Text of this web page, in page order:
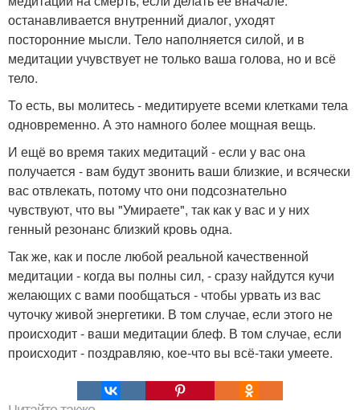
останавливается внутренний диалог, уходят
посторонние мысли. Тело наполняется силой, и в
медитации учувствует не только ваша голова, но и всё
тело.
То есть, вы молитесь - медитируете всеми клетками тела
одновременно. А это намного более мощная вещь.
И ещё во время таких медитаций - если у вас она
получается - вам будут звонить ваши близкие, и всячески
вас отвлекать, потому что они подсознательно
чувствуют, что вы "Умираете", так как у вас и у них
генный резонанс близкий кровь одна.
Так же, как и после любой реальной качественной
медитации - когда вы полны сил, - сразу найдутся кучи
желающих с вами пообщаться - чтобы урвать из вас
чуточку живой энергетики. В том случае, если этого не
происходит - ваши медитации блеф. В том случае, если
происходит - поздравляю, кое-что вы всё-таки умеете.